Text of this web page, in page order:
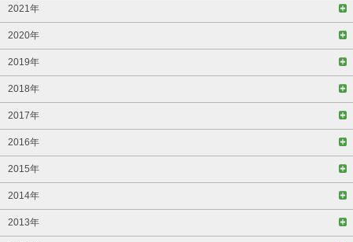
2021年
2020年
2019年
2018年
2017年
2016年
2015年
2014年
2013年